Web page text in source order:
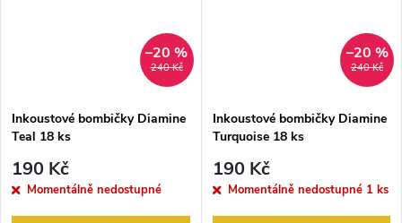
240 Kč
–20 %
Inkoustové bombičky Diamine
Teal 18 ks
190 Kč
Momentálně nedostupné
240 Kč
–20 %
Inkoustové bombičky Diamine
Turquoise 18 ks
190 Kč
Momentálně nedostupné 1 ks